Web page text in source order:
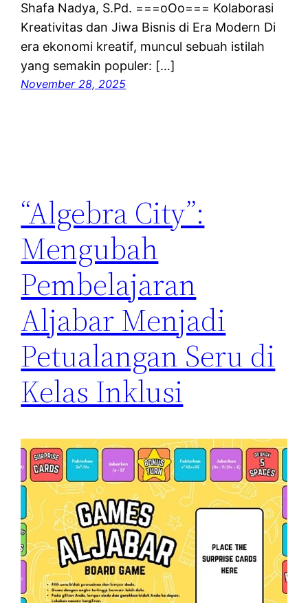
Shafa Nadya, S.Pd. ===oOo=== Kolaborasi
Kreativitas dan Jiwa Bisnis di Era Modern Di
era ekonomi kreatif, muncul sebuah istilah
yang semakin populer: […]
November 28, 2025
“Algebra City”:
Mengubah
Pembelajaran
Aljabar Menjadi
Petualangan Seru di
Kelas Inklusi